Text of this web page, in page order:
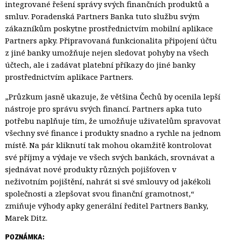
integrované řešení správy svých finančních produktů a
smluv. Poradenská Partners Banka tuto službu svým
zákazníkům poskytne prostřednictvím mobilní aplikace
Partners apky. Připravovaná funkcionalita připojení účtu
z jiné banky umožňuje nejen sledovat pohyby na všech
účtech, ale i zadávat platební příkazy do jiné banky
prostřednictvím aplikace Partners.
„Průzkum jasně ukazuje, že většina Čechů by ocenila lepší
nástroje pro správu svých financí. Partners apka tuto
potřebu naplňuje tím, že umožňuje uživatelům spravovat
všechny své finance i produkty snadno a rychle na jednom
místě. Na pár kliknutí tak mohou okamžitě kontrolovat
své příjmy a výdaje ve všech svých bankách, srovnávat a
sjednávat nové produkty různých pojišťoven v
neživotním pojištění, nahrát si své smlouvy od jakékoli
společnosti a zlepšovat svou finanční gramotnost,“
zmiňuje výhody apky generální ředitel Partners Banky,
Marek Ditz.
POZNÁMKA: